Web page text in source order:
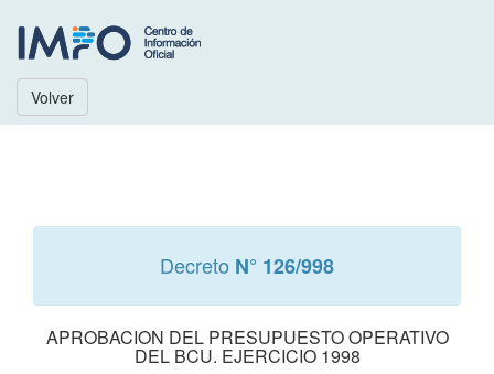
Volver
Decreto N° 126/998
APROBACION DEL PRESUPUESTO OPERATIVO
DEL BCU. EJERCICIO 1998